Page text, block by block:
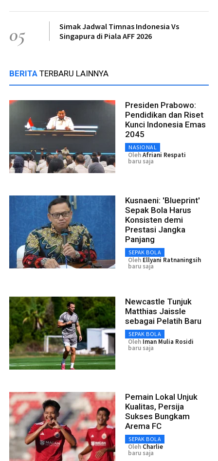
05
Simak Jadwal Timnas Indonesia Vs
Singapura di Piala AFF 2026
BERITA TERBARU LAINNYA
Presiden Prabowo:
Pendidikan dan Riset
Kunci Indonesia Emas
2045
NASIONAL
OlehAfriani Respati
baru saja
Kusnaeni: 'Blueprint'
Sepak Bola Harus
Konsisten demi
Prestasi Jangka
Panjang
SEPAK BOLA
Oleh Ellyani Ratnaningsih
baru saja
Newcastle Tunjuk
Matthias Jaissle
sebagai Pelatih Baru
SEPAK BOLA
Oleh Iman Mulia Rosidi
baru saja
Pemain Lokal Unjuk
Kualitas, Persija
Sukses Bungkam
Arema FC
SEPAK BOLA
Oleh Charlie
baru saja